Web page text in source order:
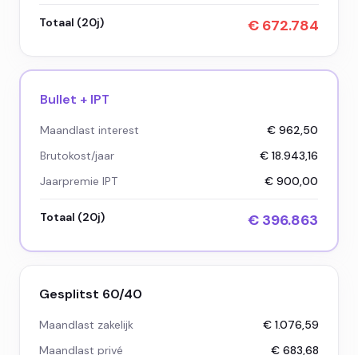
Totaal (20j) € 672.784
Bullet + IPT
Maandlast interest
€ 962,50
Brutokost/jaar
€ 18.943,16
Jaarpremie IPT
€ 900,00
Totaal (20j) € 396.863
Gesplitst 60/40
Maandlast zakelijk
€ 1.076,59
Maandlast privé
€ 683,68